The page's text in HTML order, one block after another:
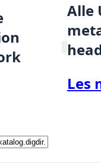
Alle
Les